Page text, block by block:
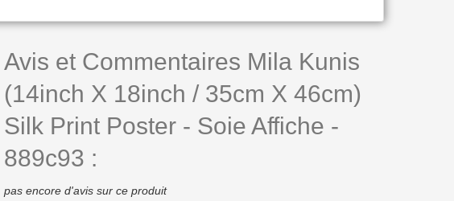
Avis et Commentaires Mila Kunis
(14inch X 18inch / 35cm X 46cm)
Silk Print Poster - Soie Affiche -
889c93 :
pas encore d'avis sur ce produit